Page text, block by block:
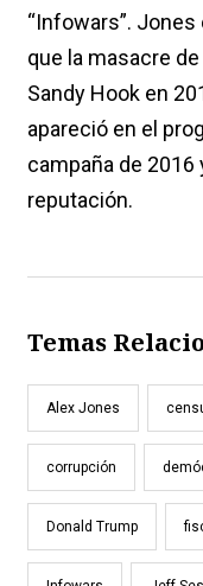
“Infowars”.
que la masacre
Sandy Hook en
apareció en el
campaña de 2016
reputación.
Temas
Alex Jones
corrupción
Donald Trump